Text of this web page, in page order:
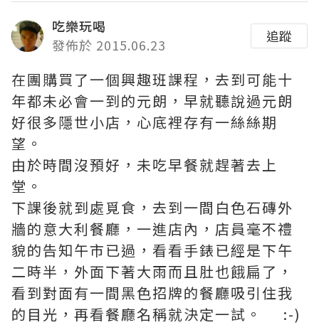
吃樂玩喝
發佈於 2015.06.23
追蹤
在團購買了一個興趣班課程，去到可能十
年都未必會一到的元朗，早就聽說過元朗
好很多隱世小店，心底裡存有一絲絲期
望。
由於時間沒預好，未吃早餐就趕著去上
堂。
下課後就到處覓食，去到一間白色石磚外
牆的意大利餐廳，一進店內，店員毫不禮
貌的告知午市已過，看看手錶已經是下午
二時半，外面下著大雨而且肚也餓扁了，
看到對面有一間黑色招牌的餐廳吸引住我
的目光，再看餐廳名稱就決定一試。 :-)